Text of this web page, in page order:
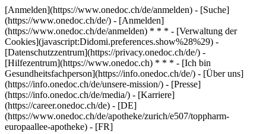
[Anmelden](https://www.onedoc.ch/de/anmelden) - [Suche]
(https://www.onedoc.ch/de/) - [Anmelden]
(https://www.onedoc.ch/de/anmelden) * * * - [Verwaltung der
Cookies](javascript:Didomi.preferences.show%28%29) -
[Datenschutzzentrum](https://privacy.onedoc.ch/de/) -
[Hilfezentrum](https://www.onedoc.ch) * * * - [Ich bin
Gesundheitsfachperson](https://info.onedoc.ch/de/) - [Über uns]
(https://info.onedoc.ch/de/unsere-mission/) - [Presse]
(https://info.onedoc.ch/de/media/) - [Karriere]
(https://career.onedoc.ch/de) - [DE]
(https://www.onedoc.ch/de/apotheke/zurich/e507/toppharm-
europaallee-apotheke) - [FR]